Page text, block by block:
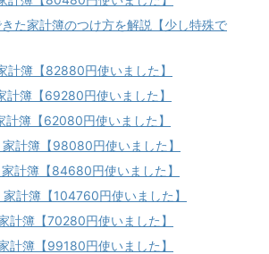
た家計簿のつけ方を解説【少し特殊で
簿【82880円使いました】
簿【69280円使いました】
簿【62080円使いました】
計簿【98080円使いました】
計簿【84680円使いました】
計簿【104760円使いました】
簿【70280円使いました】
簿【99180円使いました】